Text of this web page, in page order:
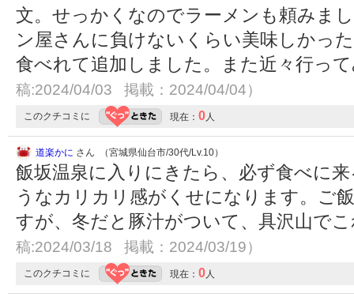
文。せっかくなのでラーメンも頼みま
ン屋さんに負けないくらい美味しかっ
食べれて追加しました。また近々行っ
稿:2024/04/03 掲載：2024/04/04）
このクチコミに 現在： 0人
道楽かに さん （宮城県仙台市/30代/Lv.10）
飯坂温泉に入りにきたら、必ず食べに
うなカリカリ感がくせになります。ご
すが、冬だと豚汁がついて、具沢山で
稿:2024/03/18 掲載：2024/03/19）
このクチコミに 現在： 0人